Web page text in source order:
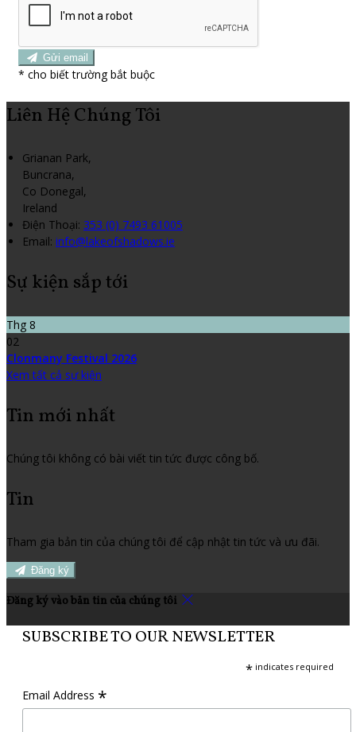
Gửi email
* cho biết trường bắt buộc
Liên Hệ Chúng Tôi
Grianan Park,
Buncrana,
Co Donegal,
Ireland
Điện Thoại: 353 (0) 7493 61005
Email: info@lakeofshadows.ie
Sự kiện sắp tới
Thg 8
02
Clonmany Festival 2026
Xem tất cả sự kiện
Tin mới nhất
Chúng tôi không có bài viết tin tức được công bố.
Tin
Tham gia bản tin của chúng tôi để cập nhật tin tức và ưu đãi.
Đăng ký
Đăng ký vào bản tin của chúng tôi
SUBSCRIBE TO OUR NEWSLETTER
* indicates required
Email Address *